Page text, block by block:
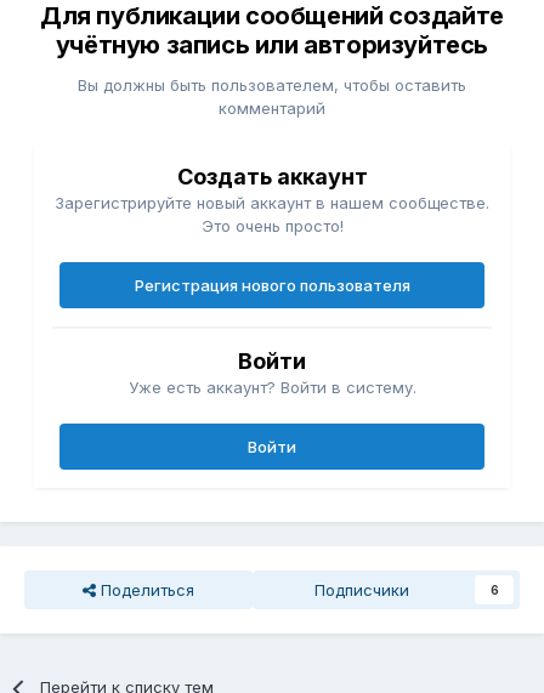
Для публикации сообщений создайте
учётную запись или авторизуйтесь
Вы должны быть пользователем, чтобы оставить
комментарий
Создать аккаунт
Зарегистрируйте новый аккаунт в нашем сообществе.
Это очень просто!
Регистрация нового пользователя
Войти
Уже есть аккаунт? Войти в систему.
Войти
Поделиться Подписчики 6
Перейти к списку тем